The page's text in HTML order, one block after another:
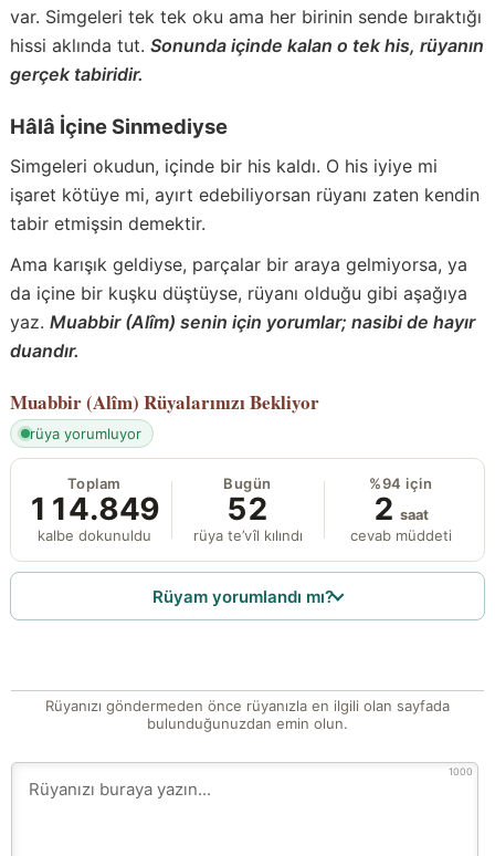
var. Simgeleri tek tek oku ama her birinin sende bıraktığı
hissi aklında tut. Sonunda içinde kalan o tek his, rüyanın
gerçek tabiridir.
Hâlâ İçine Sinmediyse
Simgeleri okudun, içinde bir his kaldı. O his iyiye mi
işaret kötüye mi, ayırt edebiliyorsan rüyanı zaten kendin
tabir etmişsin demektir.
Ama karışık geldiyse, parçalar bir araya gelmiyorsa, ya
da içine bir kuşku düştüyse, rüyanı olduğu gibi aşağıya
yaz. Muabbir (Alîm) senin için yorumlar; nasibi de hayır
duandır.
Muabbir (Alîm) Rüyalarınızı Bekliyor
rüya yorumluyor
Toplam
114.849
kalbe dokunuldu
Bugün
52
rüya te’vîl kılındı
%94 için
2 saat
cevab müddeti
Rüyam yorumlandı mı?
Rüyanızı göndermeden önce rüyanızla en ilgili olan sayfada
bulunduğunuzdan emin olun.
1000